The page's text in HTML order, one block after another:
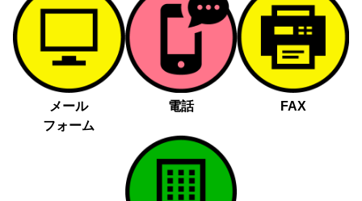
メール
フォーム
電話 FAX